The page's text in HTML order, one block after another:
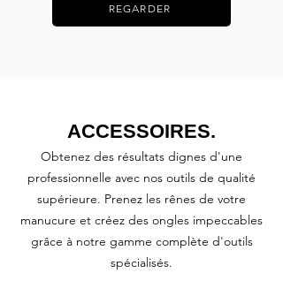
REGARDER
ACCESSOIRES.
Obtenez des résultats dignes d'une
professionnelle avec nos outils de qualité
supérieure. Prenez les rênes de votre
manucure et créez des ongles impeccables
grâce à notre gamme complète d'outils
spécialisés.